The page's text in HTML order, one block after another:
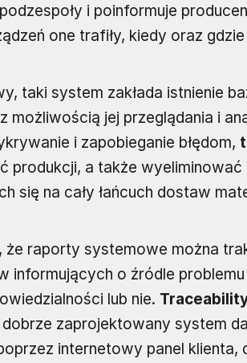
i poinformuje
one trafiły, kiedy oraz
taki system zakłada istnienie
możliwością jej przeglądania i
i zapobieganie błędom,
produkcji, a także
się na cały łańcuch dostaw
że raporty systemowe można
informujących o źródle
lub nie.
dobrze zaprojektowany system
internetowy panel klienta,